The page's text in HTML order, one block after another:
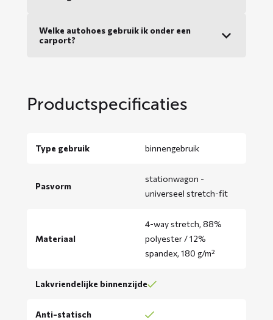
Welke autohoes gebruik ik onder een
carport?
Productspecificaties
Type gebruik binnengebruik
Pasvorm
stationwagon -
universeel stretch-fit
Materiaal
4-way stretch, 88%
polyester / 12%
spandex, 180 g/m²
Lakvriendelijke binnenzijde
Anti-statisch